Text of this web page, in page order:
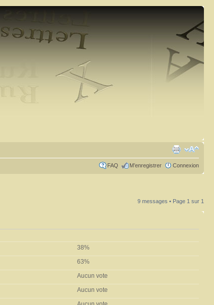
FAQ M’enregistrer Connexion
9 messages • Page 1 sur 1
38%
63%
Aucun vote
Aucun vote